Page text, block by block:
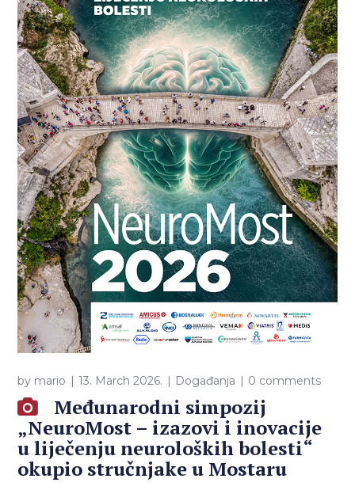
by mario 13. March 2026. Događanja 0 comments
Međunarodni simpozij
„NeuroMost – izazovi i inovacije
u liječenju neuroloških bolesti“
okupio stručnjake u Mostaru